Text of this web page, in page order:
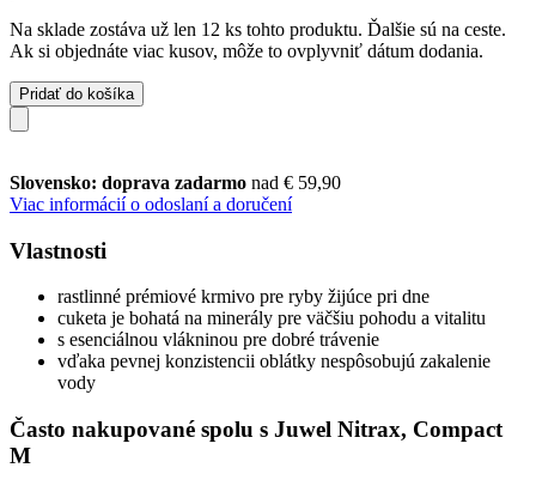
Na sklade zostáva už len 12 ks tohto produktu. Ďalšie sú na ceste.
Ak si objednáte viac kusov, môže to ovplyvniť dátum dodania.
Pridať do košíka
Slovensko: doprava zadarmo nad € 59,90
Viac informácií o odoslaní a doručení
Vlastnosti
rastlinné prémiové krmivo pre ryby žijúce pri dne
cuketa je bohatá na minerály pre väčšiu pohodu a vitalitu
s esenciálnou vlákninou pre dobré trávenie
vďaka pevnej konzistencii oblátky nespôsobujú zakalenie
vody
Často nakupované spolu s Juwel Nitrax, Compact
M